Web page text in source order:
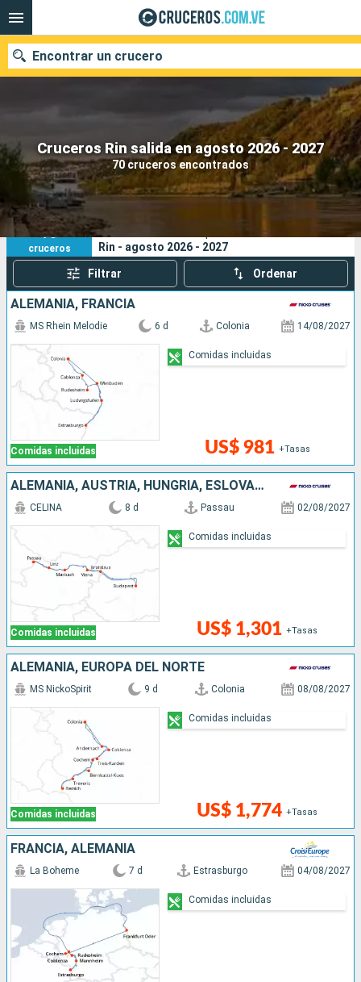
Cruceros Rin salida en agosto 2026 - 2027
70 cruceros encontrados
Encontrar un crucero
Nuestros destinos
Fecha de salida
Puertos Compañías
Buscar
70
cruceros
Sus criterios de búsqueda:
Rin - agosto 2026 - 2027
Filtrar Ordenar
ALEMANIA, FRANCIA
Comidas incluidas
MS Rhein Melodie 6 d Colonia 14/08/2027
US$ 981 +Tasas
Comidas incluidas
ALEMANIA, AUSTRIA, HUNGRÍA, ESLOVAQUIA
Comidas incluidas
CELINA 8 d Passau 02/08/2027
US$ 1,301 +Tasas
Comidas incluidas
ALEMANIA, EUROPA DEL NORTE
Comidas incluidas
MS NickoSpirit 9 d Colonia 08/08/2027
US$ 1,774 +Tasas
Comidas incluidas
FRANCIA, ALEMANIA
La Boheme 7 d Estrasburgo 04/08/2027
Comidas incluidas